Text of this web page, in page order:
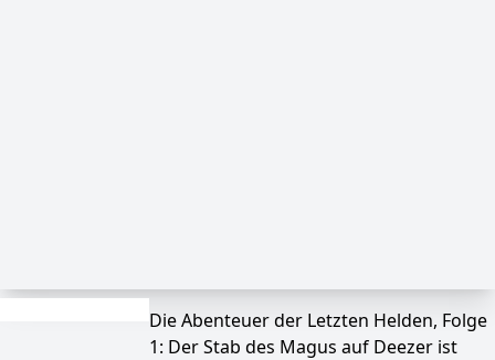
Die Abenteuer der Letzten Helden, Folge
1: Der Stab des Magus auf Deezer ist